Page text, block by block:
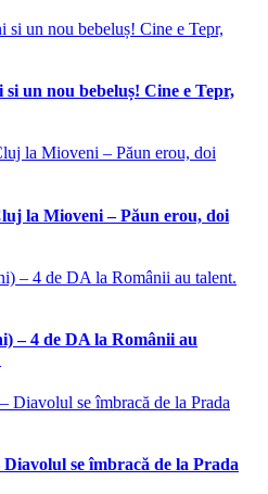
un nou bebeluș! Cine e Tepr,
la Mioveni – Păun erou, doi
– 4 de DA la Românii au
Diavolul se îmbracă de la Prada